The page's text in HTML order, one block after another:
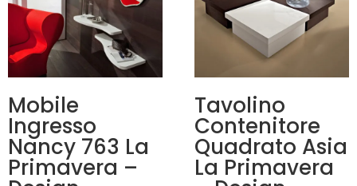
Mobile
Ingresso
Nancy 763 La
Primavera –
Tavolino
Contenitore
Quadrato Asia
La Primavera